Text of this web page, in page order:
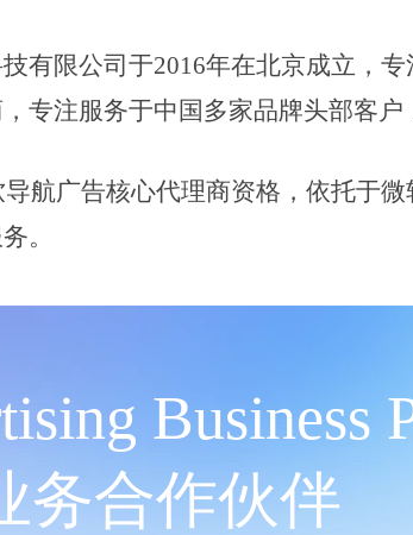
有限公司于2016年在北京成立，
专注服务于中国多家品牌头部客户
导航广告核心代理商资格，依托于
。
Business
务合作伙伴